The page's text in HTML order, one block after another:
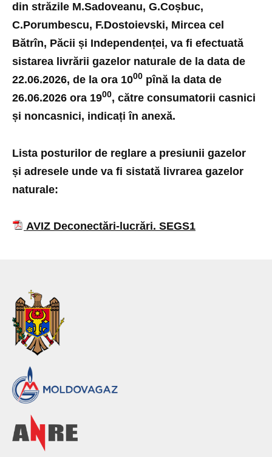
din străzile M.Sadoveanu, G.Coșbuc,
C.Porumbescu, F.Dostoievski, Mircea cel
Bătrîn, Păcii și Independenței, va fi efectuată
sistarea livrării gazelor naturale de la data de
22.06.2026, de la ora 1000 pînă la data de
26.06.2026 ora 1900, către consumatorii casnici
și noncasnici, indicați în anexă.
Lista posturilor de reglare a presiunii gazelor
și adresele unde va fi sistată livrarea gazelor
naturale:
AVIZ Deconectări-lucrări. SEGS1